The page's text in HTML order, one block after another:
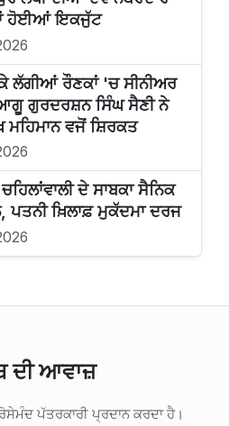
ਹੋਈਆਂ ਇਕਜੁੱਟ
ਲੱਗੀਆਂ ਰੌਣਕਾਂ 'ਚ ਸੀਨੀਅਰ
ਗੁਰਦਰਸ਼ਨ ਸਿੰਘ ਸੈਣੀ ਨੇ
ਮਹਿਮਾਨ ਵਜੋਂ ਸ਼ਿਰਕਤ
ਦੇ ਸਾਬਕਾ ਸੈਨਿਕ
ਪਤਨੀ ਖ਼ਿਲਾਫ਼ ਮੁਕੱਦਮਾ ਦਰਜ
ਦੀ ਆਵਾਜ਼
ਪੱਤਰਕਾਰੀ ਪ੍ਰਦਾਨ ਕਰਦਾ ਹੈ।